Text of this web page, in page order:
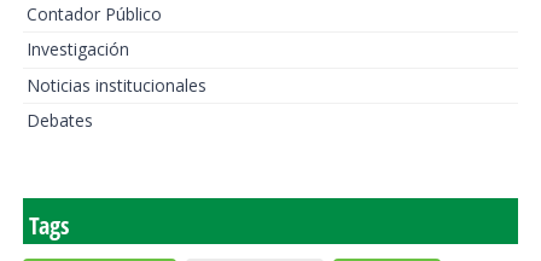
Contador Público
Investigación
Noticias institucionales
Debates
Tags